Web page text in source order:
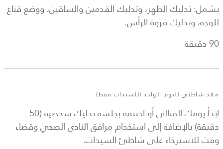
يشمل: تدليك الظهر، وتدليك القدمين والساقين، ووضع قناع
للوجه، وتدليك فروة الرأس.
90 دقيقة
ملاذ شاطئي لليوم الواحد (للسيدات فقط)
ابدأ يومك المثالي أو اختتمه بجلسة تدليك شخصية (50
دقيقة) بالإضافة إلى استخدام مرافق النادي الصحي وقضاء
وقت للاسترخاء على شاطئ السيدات.